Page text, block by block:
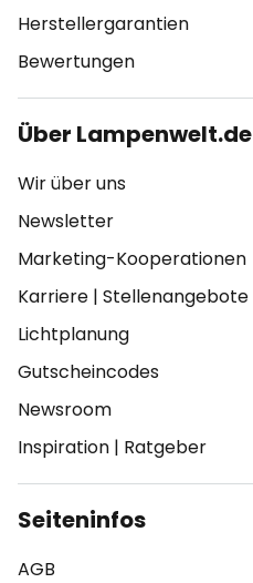
Herstellergarantien
Bewertungen
Über Lampenwelt.de
Wir über uns
Newsletter
Marketing-Kooperationen
Karriere | Stellenangebote
Lichtplanung
Gutscheincodes
Newsroom
Inspiration | Ratgeber
Seiteninfos
AGB